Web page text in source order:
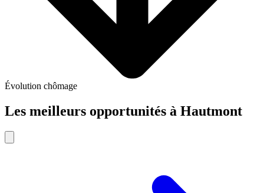
Évolution chômage
Les meilleurs opportunités à Hautmont